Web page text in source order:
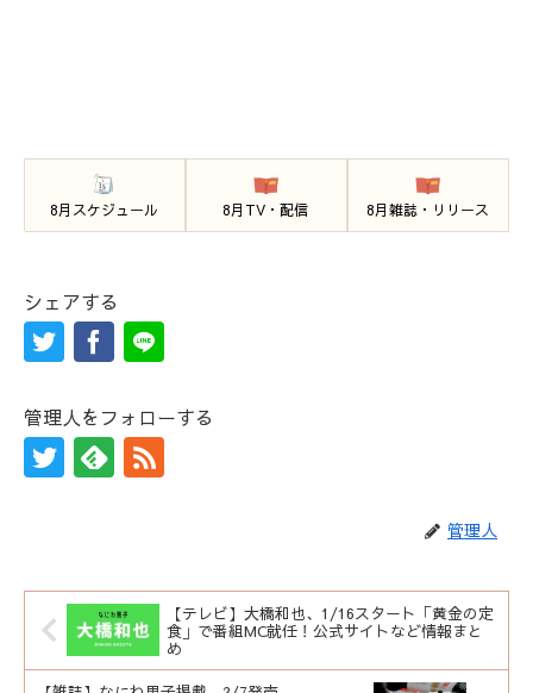
8月スケジュール 8月TV・配信 8月雑誌・リリース
シェアする
管理人をフォローする
管理人
【テレビ】大橋和也、1/16スタート「黄金の定
食」で番組MC就任！公式サイトなど情報まと
め